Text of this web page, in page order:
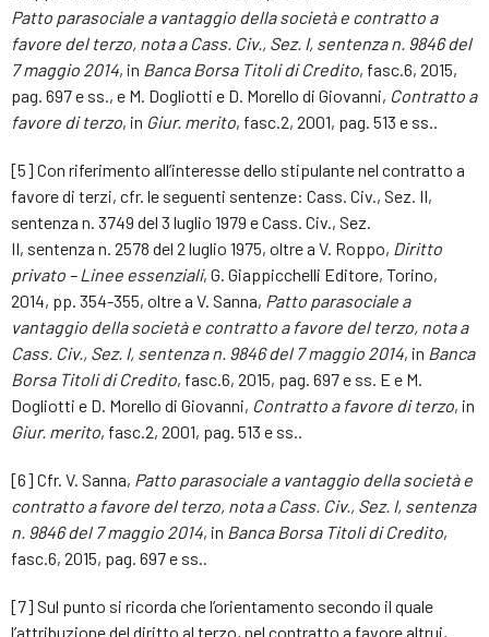
Patto parasociale a vantaggio della società e contratto a
favore del terzo, nota a Cass. Civ., Sez. I, sentenza n. 9846 del
7 maggio 2014, in Banca Borsa Titoli di Credito, fasc.6, 2015,
pag. 697 e ss., e M. Dogliotti e D. Morello di Giovanni, Contratto a
favore di terzo, in Giur. merito, fasc.2, 2001, pag. 513 e ss..
[5] Con riferimento all’interesse dello stipulante nel contratto a
favore di terzi, cfr. le seguenti sentenze: Cass. Civ., Sez. II,
sentenza n. 3749 del 3 luglio 1979 e Cass. Civ., Sez.
II, sentenza n. 2578 del 2 luglio 1975, oltre a V. Roppo, Diritto
privato – Linee essenziali, G. Giappicchelli Editore, Torino,
2014, pp. 354-355, oltre a V. Sanna, Patto parasociale a
vantaggio della società e contratto a favore del terzo, nota a
Cass. Civ., Sez. I, sentenza n. 9846 del 7 maggio 2014, in Banca
Borsa Titoli di Credito, fasc.6, 2015, pag. 697 e ss. E e M.
Dogliotti e D. Morello di Giovanni, Contratto a favore di terzo, in
Giur. merito, fasc.2, 2001, pag. 513 e ss..
[6] Cfr. V. Sanna, Patto parasociale a vantaggio della società e
contratto a favore del terzo, nota a Cass. Civ., Sez. I, sentenza
n. 9846 del 7 maggio 2014, in Banca Borsa Titoli di Credito,
fasc.6, 2015, pag. 697 e ss..
[7] Sul punto si ricorda che l’orientamento secondo il quale
l’attribuzione del diritto al terzo, nel contratto a favore altrui,